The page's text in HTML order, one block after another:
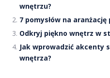
wnętrzu?
7 pomysłów na
Odkryj piękno wnętrz w
Jak wprowadzić akcenty
wnętrza?